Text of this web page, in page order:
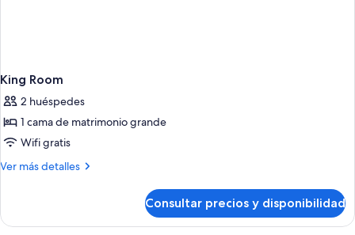
King Room
2 huéspedes
1 cama de matrimonio grande
Wifi gratis
Ver más detalles
Más
Room
Consultar precios y disponibilidad